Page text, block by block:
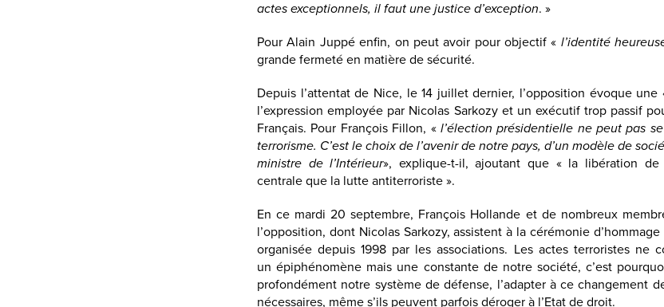
actes exceptionnels, il faut une justice d’exception. »
Pour Alain Juppé enfin, on peut avoir pour objectif « l’identité
grande fermeté en matière de sécurité.
Depuis l’attentat de Nice, le 14 juillet dernier, l’opposition évoque une
l’expression employée par Nicolas Sarkozy et un exécutif trop passif
Français. Pour François Fillon, « l’élection présidentielle ne peut pas
terrorisme. C’est le choix de l’avenir de notre pays, d’un modèle de
ministre de l’Intérieur», explique-t-il, ajoutant que « la libération de
centrale que la lutte antiterroriste ».
En ce mardi 20 septembre, François Hollande et de nombreux
l’opposition, dont Nicolas Sarkozy, assistent à la cérémonie
organisée depuis 1998 par les associations. Les actes terroristes ne
un épiphénomène mais une constante de notre société, c’est
profondément notre système de défense, l’adapter à ce changement
nécessaires, même s’ils peuvent parfois déroger à l’Etat de droit.